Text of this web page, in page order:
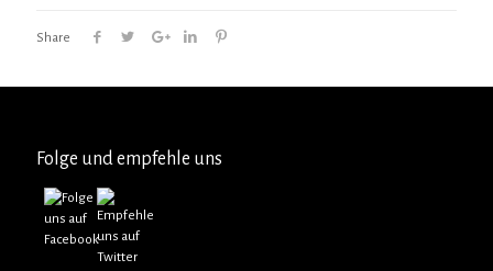
Share
Folge und empfehle uns